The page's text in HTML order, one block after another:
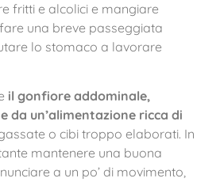
fritti e alcolici e mangiare
una breve passeggiata
lo stomaco a lavorare
il gonfiore addominale,
da un’alimentazione ricca di
o cibi troppo elaborati. In
mantenere una buona
a un po’ di movimento,